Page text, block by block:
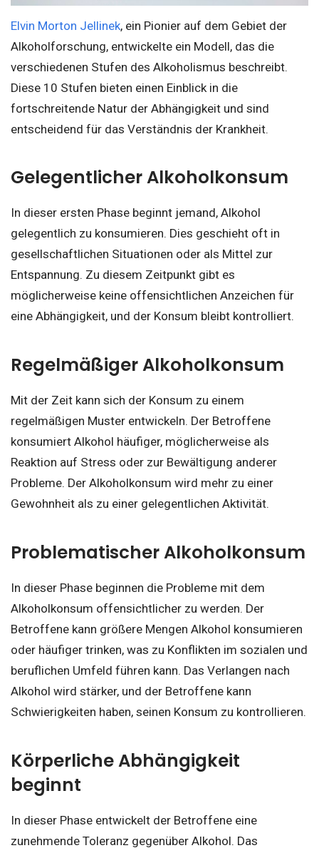
Elvin Morton Jellinek, ein Pionier auf dem Gebiet der
Alkoholforschung, entwickelte ein Modell, das die
verschiedenen Stufen des Alkoholismus beschreibt.
Diese 10 Stufen bieten einen Einblick in die
fortschreitende Natur der Abhängigkeit und sind
entscheidend für das Verständnis der Krankheit.
Gelegentlicher Alkoholkonsum
In dieser ersten Phase beginnt jemand, Alkohol
gelegentlich zu konsumieren. Dies geschieht oft in
gesellschaftlichen Situationen oder als Mittel zur
Entspannung. Zu diesem Zeitpunkt gibt es
möglicherweise keine offensichtlichen Anzeichen für
eine Abhängigkeit, und der Konsum bleibt kontrolliert.
Regelmäßiger Alkoholkonsum
Mit der Zeit kann sich der Konsum zu einem
regelmäßigen Muster entwickeln. Der Betroffene
konsumiert Alkohol häufiger, möglicherweise als
Reaktion auf Stress oder zur Bewältigung anderer
Probleme. Der Alkoholkonsum wird mehr zu einer
Gewohnheit als zu einer gelegentlichen Aktivität.
Problematischer Alkoholkonsum
In dieser Phase beginnen die Probleme mit dem
Alkoholkonsum offensichtlicher zu werden. Der
Betroffene kann größere Mengen Alkohol konsumieren
oder häufiger trinken, was zu Konflikten im sozialen und
beruflichen Umfeld führen kann. Das Verlangen nach
Alkohol wird stärker, und der Betroffene kann
Schwierigkeiten haben, seinen Konsum zu kontrollieren.
Körperliche Abhängigkeit
beginnt
In dieser Phase entwickelt der Betroffene eine
zunehmende Toleranz gegenüber Alkohol. Das